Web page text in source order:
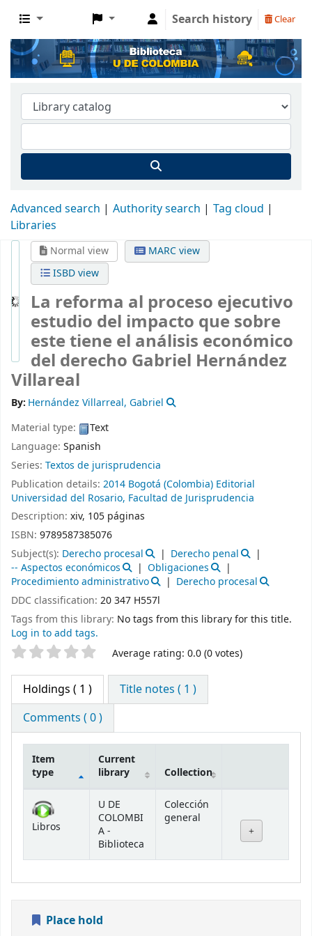
Search history Clear
Advanced search Authority search
Tag cloud
Libraries
Normal view
MARC view
ISBD view
La reforma al proceso ejecutivo
estudio del impacto que sobre
este tiene el análisis económico
del derecho Gabriel Hernández
Villareal
By: Hernández Villarreal, Gabriel
Material type:
Text
Language: Spanish
Series: Textos de jurisprudencia
Publication details: 2014 Bogotá (Colombia) Editorial
Universidad del Rosario, Facultad de Jurisprudencia
Description: xiv, 105 páginas
ISBN: 9789587385076
Subject(s): Derecho procesal
Derecho penal
-- Aspectos económicos
Obligaciones
Procedimiento administrativo
Derecho procesal
DDC classification: 20 347 H557l
Tags from this library: No tags from this library for this title.
Log in to add tags.
Star ratings Average rating: 0.0 (0 votes)
Holdings ( 1 )
Title notes ( 1 )
Comments ( 0 )
Holdings
Item
type
Current
library
Collection
Libros
U DE
COLOMBI
A -
Biblioteca
Colección
general
Place hold